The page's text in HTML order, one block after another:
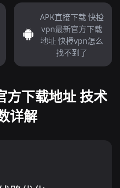
APK直接下载 快橙
vpn最新官方下载
地址 快橙vpn怎么
找不到了
下载地址 技术
详解